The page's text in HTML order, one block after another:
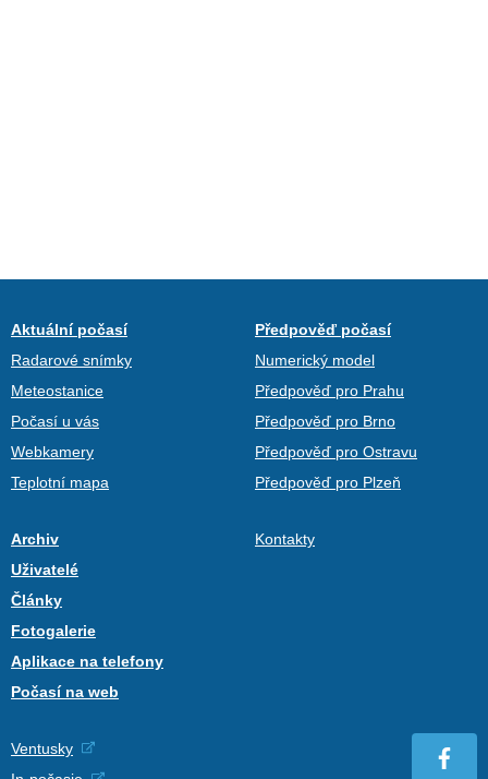
Aktuální počasí
Radarové snímky
Meteostanice
Počasí u vás
Webkamery
Teplotní mapa
Předpověď počasí
Numerický model
Předpověď pro Prahu
Předpověď pro Brno
Předpověď pro Ostravu
Předpověď pro Plzeň
Archiv
Uživatelé
Články
Fotogalerie
Aplikace na telefony
Počasí na web
Kontakty
Ventusky